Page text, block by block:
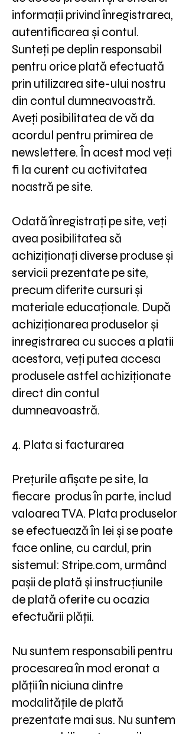
informații privind înregistrarea,
autentificarea și contul.
Sunteți pe deplin responsabil
pentru orice plată efectuată
prin utilizarea site-ului nostru
din contul dumneavoastră.
Aveți posibilitatea de vă da
acordul pentru primirea de
newslettere. În acest mod veți
fi la curent cu activitatea
noastră pe site.
Odată înregistrați pe site, veți
avea posibilitatea să
achiziționați diverse produse și
servicii prezentate pe site,
precum diferite cursuri și
materiale educaționale. După
achiziționarea produselor și
inregistrarea cu succes a platii
acestora, veți putea accesa
produsele astfel achiziționate
direct din contul
dumneavoastră.
4. Plata si facturarea
Prețurile afișate pe site, la
fiecare produs în parte, includ
valoarea TVA. Plata produselor
se efectuează în lei și se poate
face online, cu cardul, prin
sistemul: Stripe.com, urmând
pașii de plată și instrucțiunile
de plată oferite cu ocazia
efectuării plății.
Nu suntem responsabili pentru
procesarea în mod eronat a
plății în niciuna dintre
modalitățile de plată
prezentate mai sus. Nu suntem